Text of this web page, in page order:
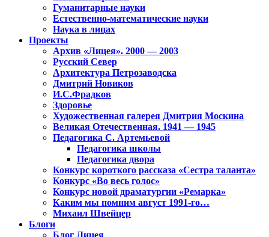
Гуманитарные науки
Естественно-математические науки
Наука в лицах
Проекты
Архив «Лицея». 2000 — 2003
Русский Север
Архитектура Петрозаводска
Дмитрий Новиков
И.С.Фрадков
Здоровье
Художественная галерея Дмитрия Москина
Великая Отечественная. 1941 — 1945
Педагогика С. Артемьевой
Педагогика школы
Педагогика двора
Конкурс короткого рассказа «Сестра таланта»
Конкурс «Во весь голос»
Конкурс новой драматургии «Ремарка»
Каким мы помним август 1991-го…
Михаил Швейцер
Блоги